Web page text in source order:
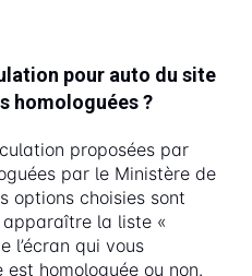
pour auto du site
homologuées ?
proposées par
par le Ministère de
options choisies sont
apparaître la liste «
l’écran qui vous
homologuée ou non.